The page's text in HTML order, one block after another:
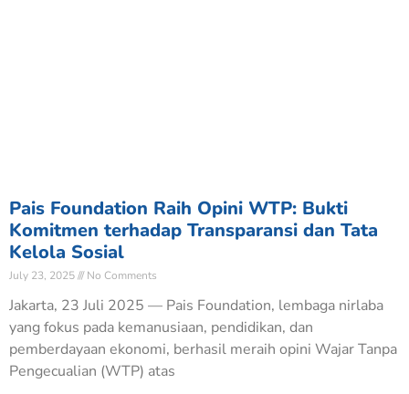
Pais Foundation Raih Opini WTP: Bukti
Komitmen terhadap Transparansi dan Tata
Kelola Sosial
July 23, 2025 No Comments
Jakarta, 23 Juli 2025 — Pais Foundation, lembaga nirlaba
yang fokus pada kemanusiaan, pendidikan, dan
pemberdayaan ekonomi, berhasil meraih opini Wajar Tanpa
Pengecualian (WTP) atas